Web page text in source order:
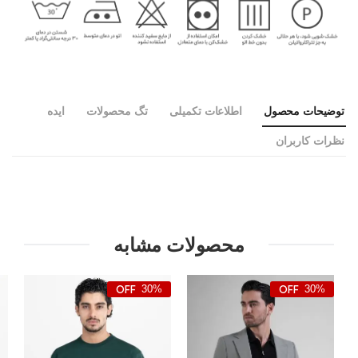
توضیحات محصول اطلاعات تکمیلی تگ محصولات ایده
نظرات کاربران
محصولات مشابه
30%
30%